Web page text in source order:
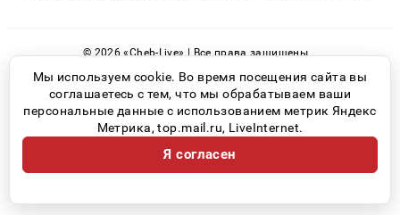
© 2026 «Cheb-Live» | Все права защищены
Возрастная категория сайта 16+
Политика конфиденциальности
Мы используем cookie. Во время посещения сайта вы
соглашаетесь с тем, что мы обрабатываем ваши
персональные данные с использованием метрик Яндекс
Метрика, top.mail.ru, LiveInternet.
Я согласен